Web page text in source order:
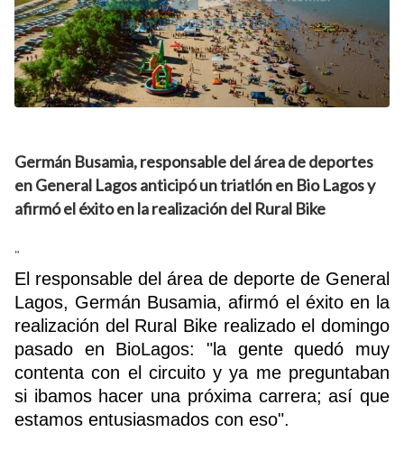
Germán Busamia, responsable del área de deportes
en General Lagos anticipó un triatlón en Bio Lagos y
afirmó el éxito en la realización del Rural Bike
"
El responsable del área de deporte de General
Lagos, Germán Busamia, afirmó el éxito en la
realización del Rural Bike realizado el domingo
pasado en BioLagos: "la gente quedó muy
contenta con el circuito y ya me preguntaban
si ibamos hacer una próxima carrera; así que
estamos entusiasmados con eso".